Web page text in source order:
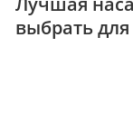
выбрать